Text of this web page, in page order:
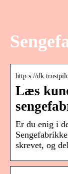
http s://
Læs
Er du enig i
skrevet, og